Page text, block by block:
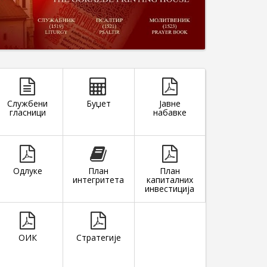
ПЈЕВАЊА У СРБА
ПЈЕВАЧКУ ГРУПУ У
СОПОТНИЦИ
Службени
гласници
Буџет Јавне
набавке
Одлуке План
интегритета
План
капиталних
инвестиција
ОИК Стратегије